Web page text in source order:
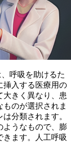
呼吸を助けるた
挿入する医療用の
大きく異なり、患
のが選択されま
分類されます。
ようなもので、膨
ます。
人工呼吸